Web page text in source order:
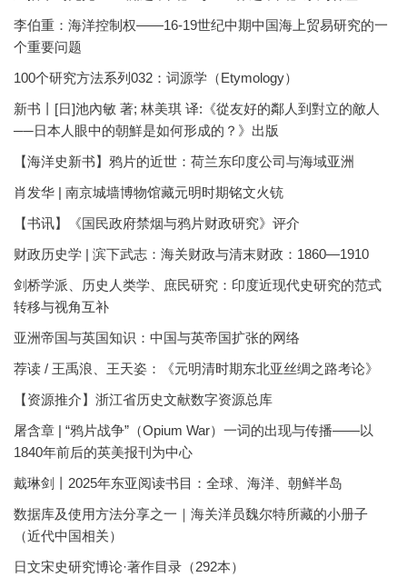
李伯重：海洋控制权——16-19世纪中期中国海上贸易研究的一
个重要问题
100个研究方法系列032：词源学（Etymology）
新书丨[日]池內敏 著; 林美琪 译:《從友好的鄰人到對立的敵人
──日本人眼中的朝鮮是如何形成的？》出版
【海洋史新书】鸦片的近世：荷兰东印度公司与海域亚洲
肖发华 | 南京城墙博物馆藏元明时期铭文火铳
【书讯】《国民政府禁烟与鸦片财政研究》评介
财政历史学 | 滨下武志：海关财政与清末财政：1860—1910
剑桥学派、历史人类学、庶民研究：印度近现代史研究的范式
转移与视角互补
亚洲帝国与英国知识：中国与英帝国扩张的网络
荐读 / 王禹浪、王天姿：《元明清时期东北亚丝绸之路考论》
【资源推介】浙江省历史文献数字资源总库
屠含章 | “鸦片战争”（Opium War）一词的出现与传播——以
1840年前后的英美报刊为中心
戴琳剑丨2025年东亚阅读书目：全球、海洋、朝鲜半岛
数据库及使用方法分享之一｜海关洋员魏尔特所藏的小册子
（近代中国相关）
日文宋史研究博论·著作目录（292本）